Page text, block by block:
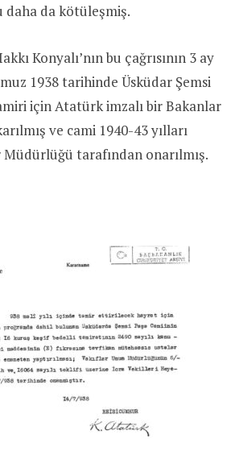
daha da kötüleşmiş.
Konyalı’nın bu çağrısının 3 ay
1938 tarihinde Üsküdar Şemsi
için Atatürk imzalı bir Bakanlar
ve cami 1940-43 yılları
Müdürlüğü tarafından onarılmış.